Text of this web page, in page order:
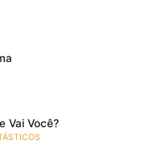
Vai Você?